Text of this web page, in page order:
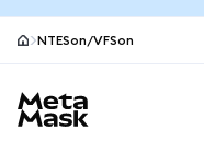
NTESon/VFSon